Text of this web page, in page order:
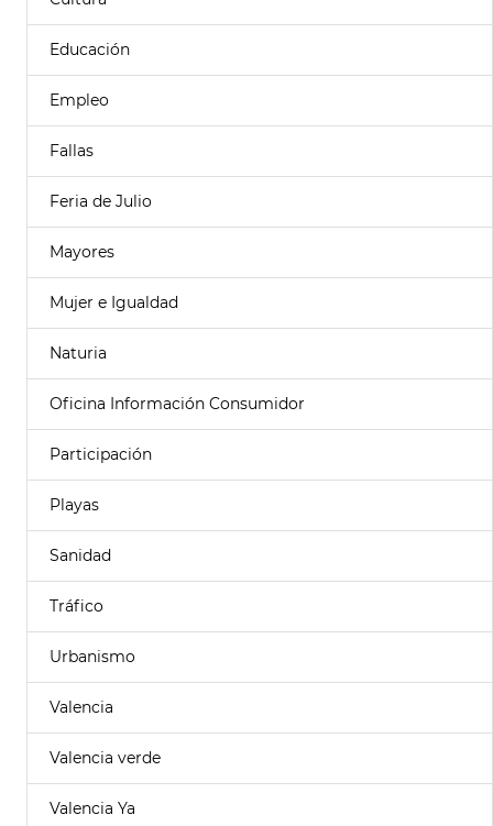
Educación
Empleo
Fallas
Feria de Julio
Mayores
Mujer e Igualdad
Naturia
Oficina Información Consumidor
Participación
Playas
Sanidad
Tráfico
Urbanismo
Valencia
Valencia verde
Valencia Ya